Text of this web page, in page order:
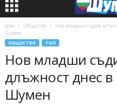
дом Общество
Нов младши съдия
Шумен
ОБЩЕСТВО ТОП
Нов младши
длъжност днес
Шумен